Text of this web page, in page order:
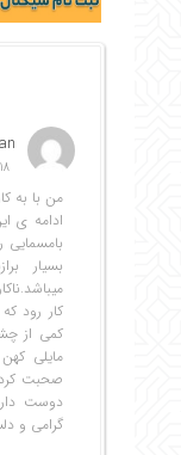
:
18 نوامبر 18
من با به
ادامه ی
بامسمایی
بسیار
کار رود
کمی از
مایلی
صحبت کرد
دوست
گرامی و